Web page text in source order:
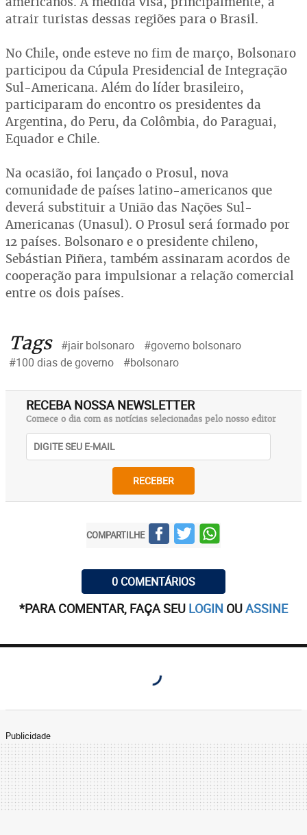
atrair turistas dessas regiões para o Brasil.
No Chile, onde esteve no fim de março, Bolsonaro
participou da Cúpula Presidencial de Integração
Sul-Americana. Além do líder brasileiro,
participaram do encontro os presidentes da
Argentina, do Peru, da Colômbia, do Paraguai,
Equador e Chile.
Na ocasião, foi lançado o Prosul, nova
comunidade de países latino-americanos que
deverá substituir a União das Nações Sul-
Americanas (Unasul). O Prosul será formado por
12 países. Bolsonaro e o presidente chileno,
Sebástian Piñera, também assinaram acordos de
cooperação para impulsionar a relação comercial
entre os dois países.
Tags #jair bolsonaro
#governo bolsonaro
#100 dias de governo
#bolsonaro
RECEBA NOSSA NEWSLETTER
Comece o dia com as notícias selecionadas pelo nosso editor
RECEBER
COMPARTILHE
0 COMENTÁRIOS
*PARA COMENTAR, FAÇA SEU LOGIN OUASSINE
Publicidade